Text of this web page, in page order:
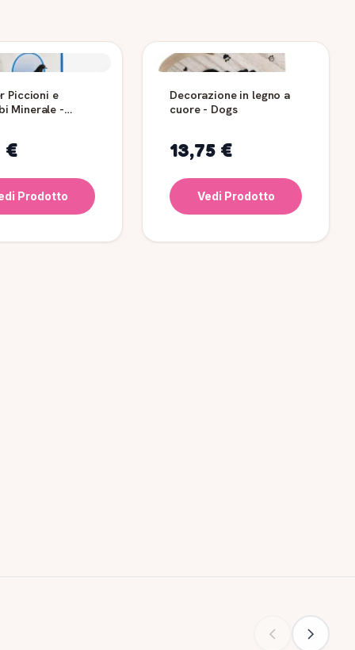
Piccioni e
Minerale -
€
Prodotto
Decorazione in legno a
cuore - Dogs
13,75 €
Vedi Prodotto